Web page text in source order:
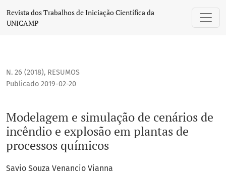
Modelagem e simulação de cenários de incêndio e
Revista dos Trabalhos de Iniciação Científica da
UNICAMP
N. 26 (2018), RESUMOS
Modelagem e simulação de cenários de
incêndio e explosão em plantas de
processos químicos
Publicado 2019-02-20
Savio Souza Venancio Vianna